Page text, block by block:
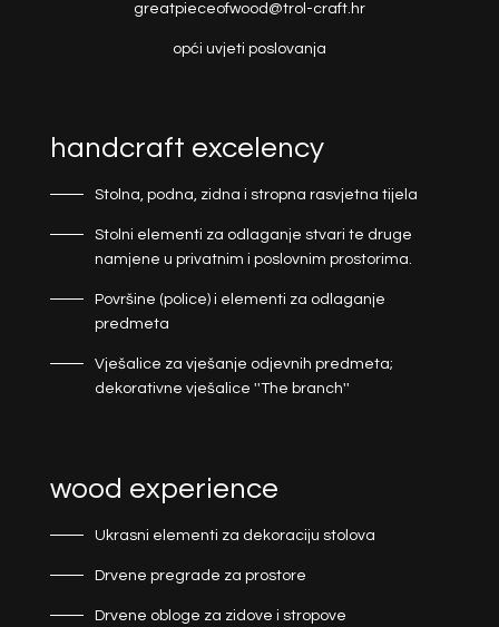
greatpieceofwood@trol-craft.hr
opći uvjeti poslovanja
handcraft excelency
Stolna, podna, zidna i stropna rasvjetna tijela
Stolni elementi za odlaganje stvari te druge
namjene u privatnim i poslovnim prostorima.
Površine (police) i elementi za odlaganje
predmeta
Vješalice za vješanje odjevnih predmeta;
dekorativne vješalice ''The branch''
wood experience
Ukrasni elementi za dekoraciju stolova
Drvene pregrade za prostore
Drvene obloge za zidove i stropove